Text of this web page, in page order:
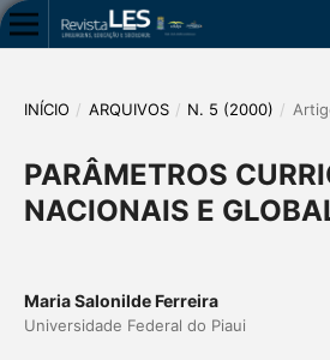
INÍCIO / ARQUIVOS / N. 5 (2000) /
PARÂMETROS
NACIONAIS E
Maria Salonilde Ferreira
Universidade Federal do Piaui